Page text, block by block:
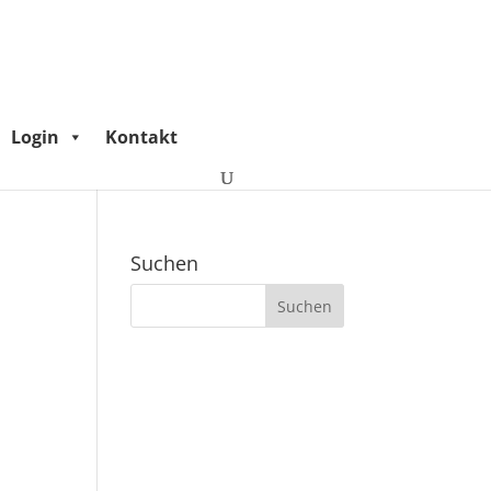
Login Kontakt
Suchen